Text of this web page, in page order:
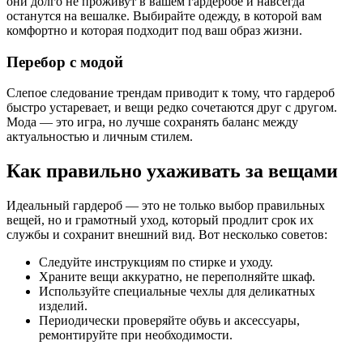
останутся на вешалке. Выбирайте одежду, в которой вам
комфортно и которая подходит под ваш образ жизни.
Перебор с модой
Слепое следование трендам приводит к тому, что гардероб
быстро устаревает, и вещи редко сочетаются друг с другом.
Мода — это игра, но лучше сохранять баланс между
актуальностью и личным стилем.
Как правильно ухаживать за вещами
Идеальный гардероб — это не только выбор правильных
вещей, но и грамотный уход, который продлит срок их
службы и сохранит внешний вид. Вот несколько советов:
Следуйте инструкциям по стирке и уходу.
Храните вещи аккуратно, не переполняйте шкаф.
Используйте специальные чехлы для деликатных
изделий.
Периодически проверяйте обувь и аксессуары,
ремонтируйте при необходимости.